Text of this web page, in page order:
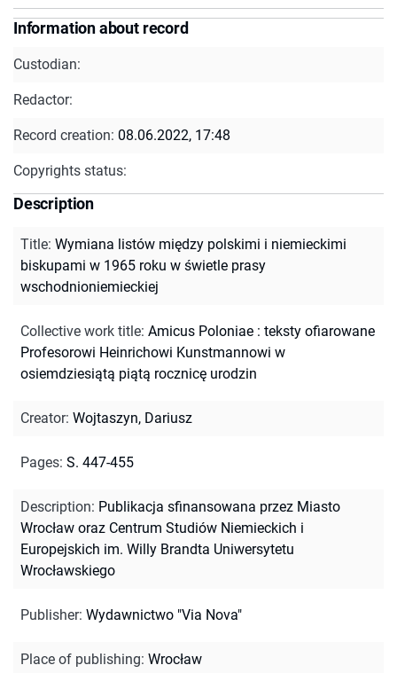
Information about record
Custodian:
Redactor:
Record creation: 08.06.2022, 17:48
Copyrights status:
Description
Title: Wymiana listów między polskimi i niemieckimi
biskupami w 1965 roku w świetle prasy
wschodnioniemieckiej
Collective work title: Amicus Poloniae : teksty ofiarowane
Profesorowi Heinrichowi Kunstmannowi w
osiemdziesiątą piątą rocznicę urodzin
Creator: Wojtaszyn, Dariusz
Pages: S. 447-455
Description: Publikacja sfinansowana przez Miasto
Wrocław oraz Centrum Studiów Niemieckich i
Europejskich im. Willy Brandta Uniwersytetu
Wrocławskiego
Publisher: Wydawnictwo "Via Nova"
Place of publishing: Wrocław